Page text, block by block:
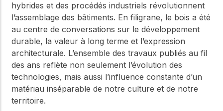
hybrides et des procédés industriels révolutionnent
l’assemblage des bâtiments. En filigrane, le bois a été
au centre de conversations sur le développement
durable, la valeur à long terme et l’expression
architecturale. L’ensemble des travaux publiés au fil
des ans reflète non seulement l’évolution des
technologies, mais aussi l’influence constante d’un
matériau inséparable de notre culture et de notre
territoire.